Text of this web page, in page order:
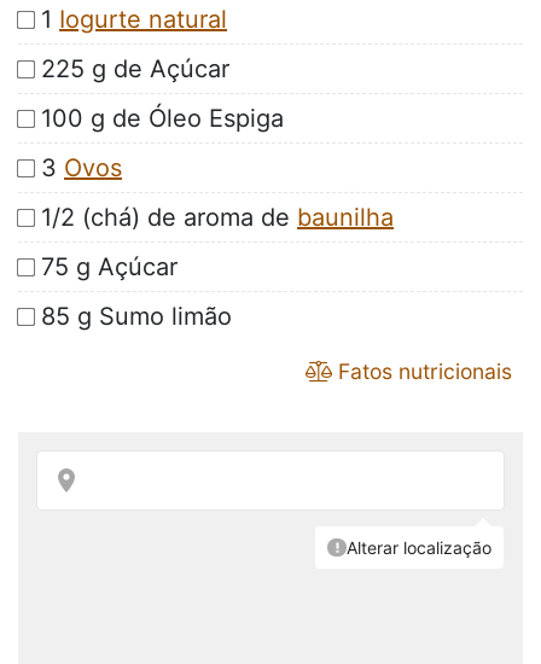
1 Iogurte natural
225 g de Açúcar
100 g de Óleo Espiga
3 Ovos
1/2 (chá) de aroma de baunilha
75 g Açúcar
85 g Sumo limão
Fatos nutricionais